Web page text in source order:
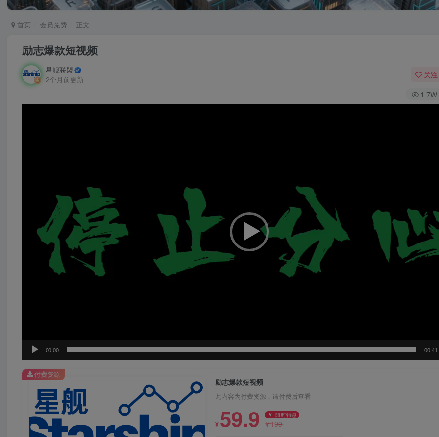
首页 会员免费 正文
励志爆款短视频
星舰联盟
2个月前更新
关注
00:00 00:41
励志爆款短视频
此内容为付费资源，请付费后查看
¥ 59.9 限时特惠
¥199
付费资源